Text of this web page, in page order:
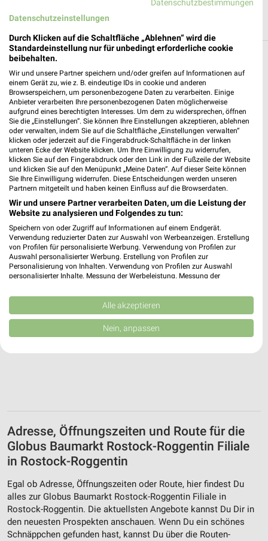
Filialen in der Umgebung
1 Filiale
Globus Baumarkt Stralsund Stralsund-Groß
Lüdershagen
Albert-Schweitzer-Straße 1
18442 Stralsund-Groß Lüdershagen
Heute 08:00 - 20:00 Uhr |
Geschlossen
60,24 km
Adresse, Öffnungszeiten und Route für die
Globus Baumarkt Rostock-Roggentin Filiale
in Rostock-Roggentin
Egal ob Adresse, Öffnungszeiten oder Route, hier findest Du
alles zur Globus Baumarkt Rostock-Roggentin Filiale in
Rostock-Roggentin. Die aktuellsten Angebote kannst Du Dir in
den neuesten Prospekten anschauen. Wenn Du ein schönes
Schnäppchen gefunden hast, kannst Du über die Routen-
Datenschutzbestimmungen
Datenschutzeinstellungen
Durch Klicken auf die Schaltfläche „Ablehnen“ wird die
Standardeinstellung nur für unbedingt erforderliche cookie
beibehalten.
Wir und unsere Partner speichern und/oder greifen auf Informationen auf
einem Gerät zu, wie z. B. eindeutige IDs in cookie und anderen
Browserspeichern, um personenbezogene Daten zu verarbeiten. Einige
Anbieter verarbeiten Ihre personenbezogenen Daten möglicherweise
aufgrund eines berechtigten Interesses. Um dem zu widersprechen, öffnen
Sie die „Einstellungen“. Sie können Ihre Einstellungen akzeptieren, ablehnen
oder verwalten, indem Sie auf die Schaltfläche „Einstellungen verwalten“
klicken oder jederzeit auf die Fingerabdruck-Schaltfläche in der linken
unteren Ecke der Website klicken. Um Ihre Einwilligung zu widerrufen,
klicken Sie auf den Fingerabdruck oder den Link in der Fußzeile der Website
und klicken Sie auf den Menüpunkt „Meine Daten“. Auf dieser Seite können
Sie Ihre Einwilligung widerrufen. Diese Entscheidungen werden unseren
Partnern mitgeteilt und haben keinen Einfluss auf die Browserdaten.
Wir und unsere Partner verarbeiten Daten, um die Leistung der
Website zu analysieren und Folgendes zu tun:
Speichern von oder Zugriff auf Informationen auf einem Endgerät.
Verwendung reduzierter Daten zur Auswahl von Werbeanzeigen. Erstellung
von Profilen für personalisierte Werbung. Verwendung von Profilen zur
Auswahl personalisierter Werbung. Erstellung von Profilen zur
Personalisierung von Inhalten. Verwendung von Profilen zur Auswahl
personalisierter Inhalte. Messung der Werbeleistung. Messung der
Kombinationen von Daten aus verschiedenen Quellen. Entwicklung und
Verbesserung der Angebote. Verwendung reduzierter Daten zur Auswahl
von Inhalten.
Daten können außerhalb der Europäischen Union weitergegeben und in die
USA gesendet werden.
Website/App.
auf einem Endgerät
Verwendung reduzierter Daten zur Auswahl von
Werbeanzeigen
Erstellung von Profilen für personalisierte
Werbung
Verwendung von Profilen zur Auswahl
personalisierter Werbung
Alle akzeptieren
Nein, anpassen